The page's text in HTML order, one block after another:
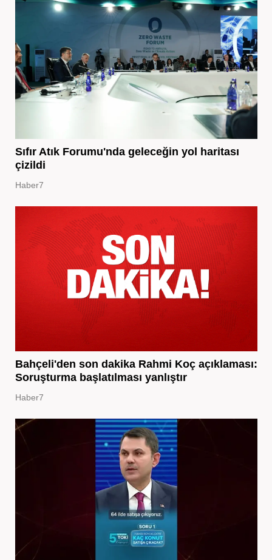
Sıfır Atık Forumu'nda geleceğin yol haritası
çizildi
Haber7
Bahçeli'den son dakika Rahmi Koç açıklaması:
Soruşturma başlatılması yanlıştır
Haber7